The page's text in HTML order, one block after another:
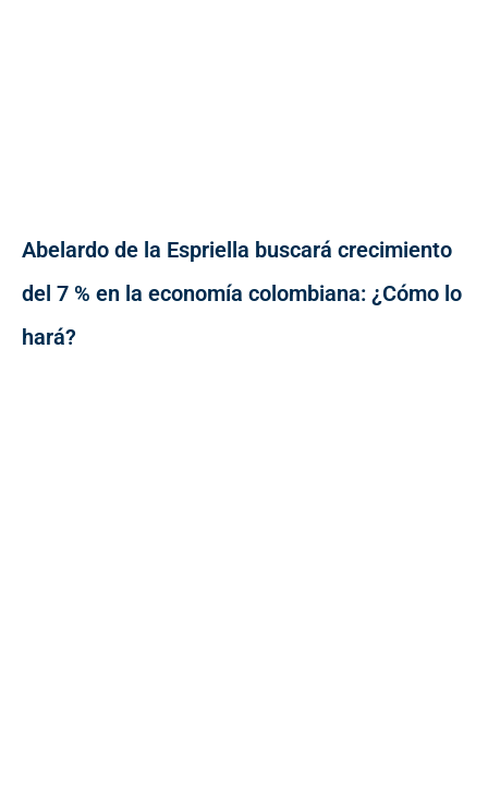
Abelardo de la Espriella buscará crecimiento
del 7 % en la economía colombiana: ¿Cómo lo
hará?